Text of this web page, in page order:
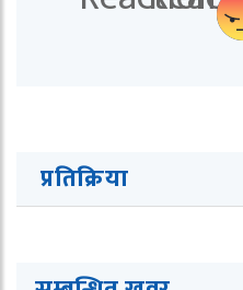
प्रतिक्रिया